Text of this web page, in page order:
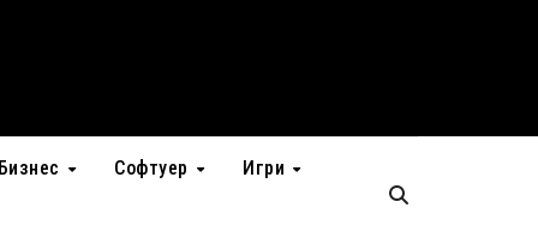
Бизнес Софтуер Игри